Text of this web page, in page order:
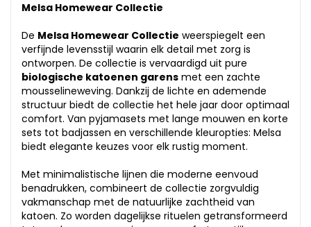
Melsa Homewear Collectie
De Melsa Homewear Collectie weerspiegelt een
verfijnde levensstijl waarin elk detail met zorg is
ontworpen. De collectie is vervaardigd uit pure
biologische katoenen garens met een zachte
mousselineweving. Dankzij de lichte en ademende
structuur biedt de collectie het hele jaar door optimaal
comfort. Van pyjamasets met lange mouwen en korte
sets tot badjassen en verschillende kleuropties: Melsa
biedt elegante keuzes voor elk rustig moment.
Met minimalistische lijnen die moderne eenvoud
benadrukken, combineert de collectie zorgvuldig
vakmanschap met de natuurlijke zachtheid van
katoen. Zo worden dagelijkse rituelen getransformeerd